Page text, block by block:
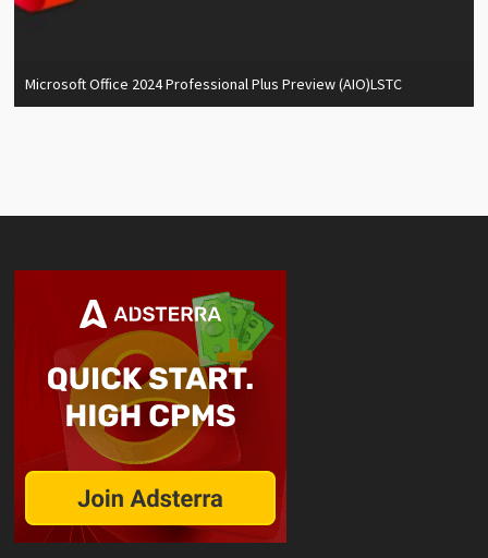
Microsoft Office 2024 Professional Plus Preview (AIO)LSTC